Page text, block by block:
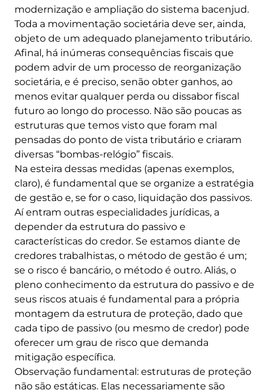
modernização e ampliação do sistema bacenjud.
Toda a movimentação societária deve ser, ainda,
objeto de um adequado planejamento tributário.
Afinal, há inúmeras consequências fiscais que
podem advir de um processo de reorganização
societária, e é preciso, senão obter ganhos, ao
menos evitar qualquer perda ou dissabor fiscal
futuro ao longo do processo. Não são poucas as
estruturas que temos visto que foram mal
pensadas do ponto de vista tributário e criaram
diversas “bombas-relógio” fiscais.
Na esteira dessas medidas (apenas exemplos,
claro), é fundamental que se organize a estratégia
de gestão e, se for o caso, liquidação dos passivos.
Aí entram outras especialidades jurídicas, a
depender da estrutura do passivo e
características do credor. Se estamos diante de
credores trabalhistas, o método de gestão é um;
se o risco é bancário, o método é outro. Aliás, o
pleno conhecimento da estrutura do passivo e de
seus riscos atuais é fundamental para a própria
montagem da estrutura de proteção, dado que
cada tipo de passivo (ou mesmo de credor) pode
oferecer um grau de risco que demanda
mitigação específica.
Observação fundamental: estruturas de proteção
não são estáticas. Elas necessariamente são